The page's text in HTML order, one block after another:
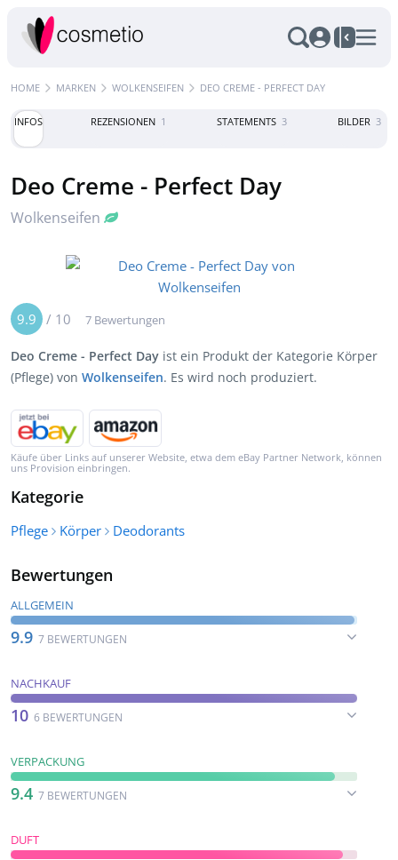
HOME MARKEN WOLKENSEIFEN DEO CREME - PERFECT DAY
INFOS REZENSIONEN 1 STATEMENTS 3 BILDER 3
Deo Creme - Perfect Day
Wolkenseifen
9.9 / 10 7 Bewertungen
Deo Creme - Perfect Day ist ein Produkt der Kategorie Körper
(Pflege) von Wolkenseifen. Es wird noch produziert.
Käufe über Links auf unserer Website, etwa dem eBay Partner Network, können
uns Provision einbringen.
Kategorie
Pflege Körper Deodorants
Bewertungen
ALLGEMEIN
9.9 7 BEWERTUNGEN
NACHKAUF
10 6 BEWERTUNGEN
VERPACKUNG
9.4 7 BEWERTUNGEN
DUFT